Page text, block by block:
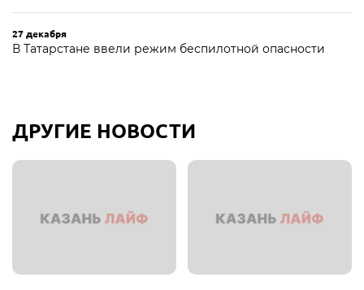
27 декабря
В Татарстане ввели режим беспилотной опасности
ДРУГИЕ НОВОСТИ